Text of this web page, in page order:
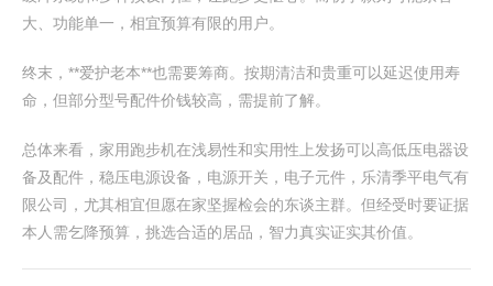
大、功能单一，相宜预算有限的用户。
终末，**爱护老本**也需要筹商。按期清洁和贵重可以延迟使用寿
命，但部分型号配件价钱较高，需提前了解。
总体来看，家用跑步机在浅易性和实用性上发扬可以高低压电器设
备及配件，稳压电源设备，电源开关，电子元件，乐清季平电气有
限公司，尤其相宜但愿在家坚握检会的东谈主群。但经受时要证据
本人需乞降预算，挑选合适的居品，智力真实证实其价值。